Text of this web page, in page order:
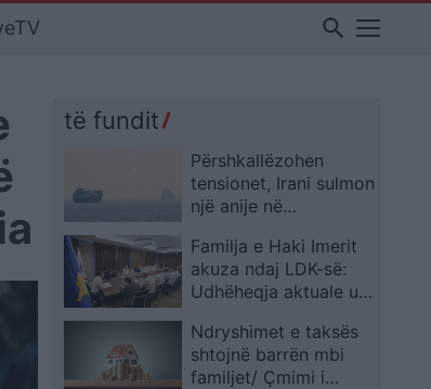
search
të fundit
Përshkallëzohen
tensionet, Irani sulmon
një anije në
Hormuzit, SHBA e
godet për herë të
tretë brenda javës!
Mbyllet rruga detare
Familja e Haki Imerit
akuza ndaj LDK-së:
Udhëheqja aktuale u
paramilitare, jo
qytetarëve
Ndryshimet e taksës
shtojnë barrën mbi
familjet/ Çmimi i